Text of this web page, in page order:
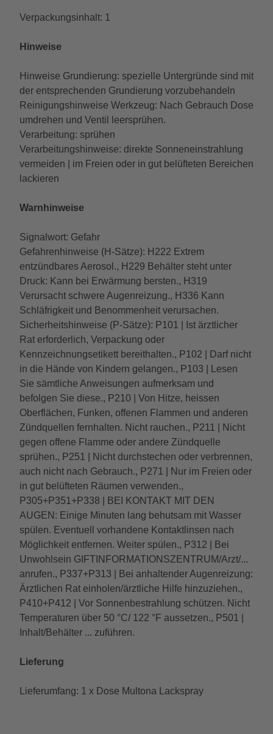
Verpackungsinhalt: 1
Hinweise
Hinweise Grundierung: spezielle Untergründe sind mit
der entsprechenden Grundierung vorzubehandeln
Reinigungshinweise Werkzeug: Nach Gebrauch Dose
umdrehen und Ventil leersprühen.
Verarbeitung: sprühen
Verarbeitungshinweise: direkte Sonneneinstrahlung
vermeiden | im Freien oder in gut belüfteten Bereichen
lackieren
Warnhinweise
Signalwort: Gefahr
Gefahrenhinweise (H-Sätze): H222 Extrem
entzündbares Aerosol., H229 Behälter steht unter
Druck: Kann bei Erwärmung bersten., H319
Verursacht schwere Augenreizung., H336 Kann
Schläfrigkeit und Benommenheit verursachen.
Sicherheitshinweise (P-Sätze): P101 | Ist ärztlicher
Rat erforderlich, Verpackung oder
Kennzeichnungsetikett bereithalten., P102 | Darf nicht
in die Hände von Kindern gelangen., P103 | Lesen
Sie sämtliche Anweisungen aufmerksam und
befolgen Sie diese., P210 | Von Hitze, heissen
Oberflächen, Funken, offenen Flammen und anderen
Zündquellen fernhalten. Nicht rauchen., P211 | Nicht
gegen offene Flamme oder andere Zündquelle
sprühen., P251 | Nicht durchstechen oder verbrennen,
auch nicht nach Gebrauch., P271 | Nur im Freien oder
in gut belüfteten Räumen verwenden.,
P305+P351+P338 | BEI KONTAKT MIT DEN
AUGEN: Einige Minuten lang behutsam mit Wasser
spülen. Eventuell vorhandene Kontaktlinsen nach
Möglichkeit entfernen. Weiter spülen., P312 | Bei
Unwohlsein GIFTINFORMATIONSZENTRUM/Arzt/...
anrufen., P337+P313 | Bei anhaltender Augenreizung:
Ärztlichen Rat einholen/ärztliche Hilfe hinzuziehen.,
P410+P412 | Vor Sonnenbestrahlung schützen. Nicht
Temperaturen über 50 °C/ 122 °F aussetzen., P501 |
Inhalt/Behälter ... zuführen.
Lieferung
Lieferumfang: 1 x Dose Multona Lackspray